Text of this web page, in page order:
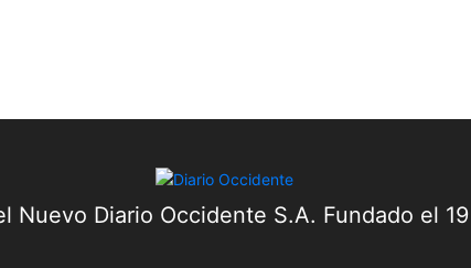
Nuevo Diario Occidente S.A. Fundado el